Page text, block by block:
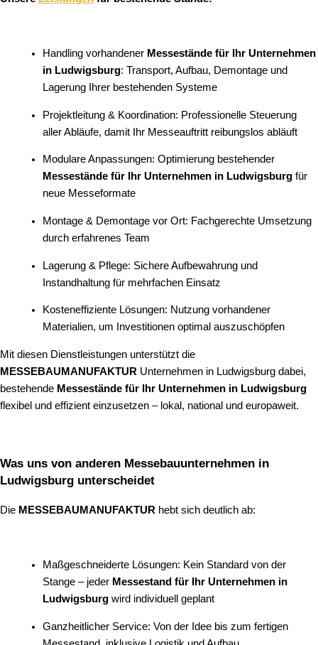
Handling vorhandener Messestände für Ihr Unternehmen
in Ludwigsburg: Transport, Aufbau, Demontage und
Lagerung Ihrer bestehenden Systeme
Projektleitung & Koordination: Professionelle Steuerung
aller Abläufe, damit Ihr Messeauftritt reibungslos abläuft
Modulare Anpassungen: Optimierung bestehender
Messestände für Ihr Unternehmen in Ludwigsburg für
neue Messeformate
Montage & Demontage vor Ort: Fachgerechte Umsetzung
durch erfahrenes Team
Lagerung & Pflege: Sichere Aufbewahrung und
Instandhaltung für mehrfachen Einsatz
Kosteneffiziente Lösungen: Nutzung vorhandener
Materialien, um Investitionen optimal auszuschöpfen
Mit diesen Dienstleistungen unterstützt die
MESSEBAUMANUFAKTUR Unternehmen in Ludwigsburg dabei,
bestehende Messestände für Ihr Unternehmen in Ludwigsburg
flexibel und effizient einzusetzen – lokal, national und europaweit.
Was uns von anderen Messebauunternehmen in
Ludwigsburg unterscheidet
Die MESSEBAUMANUFAKTUR hebt sich deutlich ab:
Maßgeschneiderte Lösungen: Kein Standard von der
Stange – jeder Messestand für Ihr Unternehmen in
Ludwigsburg wird individuell geplant
Ganzheitlicher Service: Von der Idee bis zum fertigen